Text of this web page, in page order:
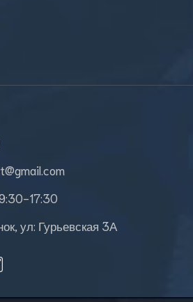
17:30
ул: Гурьевская 3А